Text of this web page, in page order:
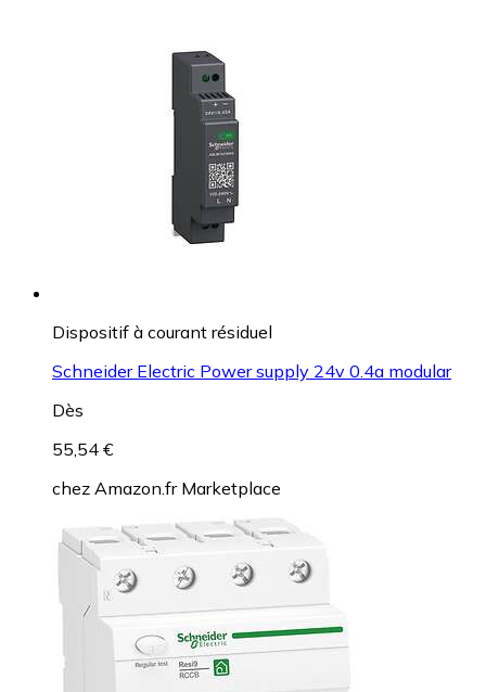
Dispositif à courant résiduel
Schneider Electric Power supply 24v 0.4a modular
Dès
55,54 €
chez Amazon.fr Marketplace